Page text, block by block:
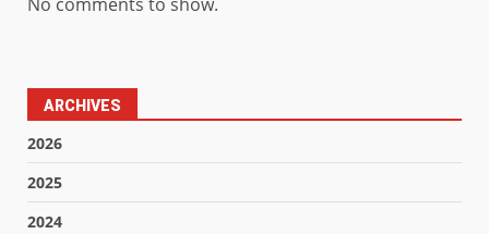
ARCHIVES
2026
2025
2024